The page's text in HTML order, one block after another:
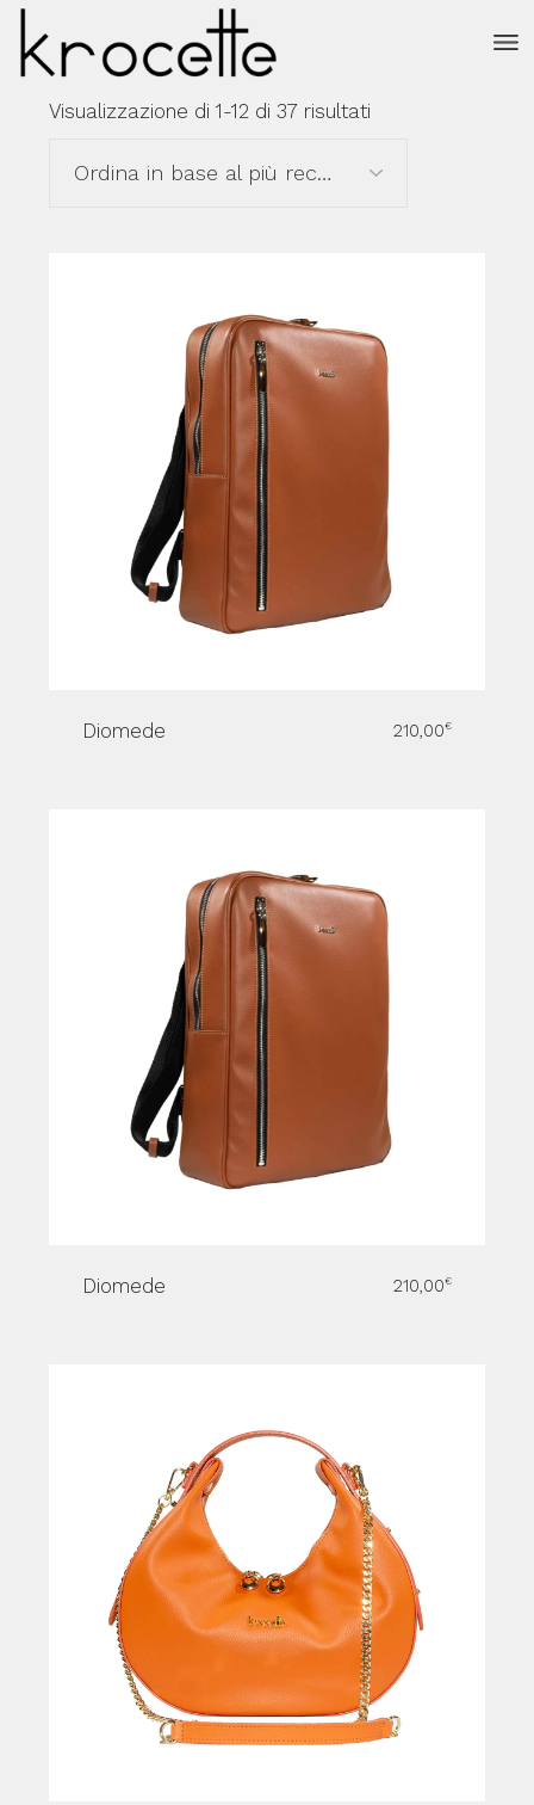
Salta
vai
Visualizzazione di 1-12 di 37 risultati
al
Ordina in base al più recente
Diomede 210,00€
Diomede 210,00€